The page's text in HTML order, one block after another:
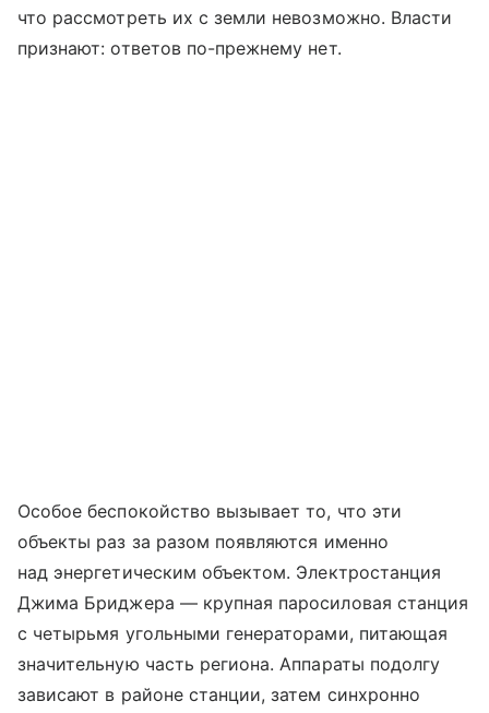
что рассмотреть их с земли невозможно. Власти
признают: ответов по-прежнему нет.
Особое беспокойство вызывает то, что эти
объекты раз за разом появляются именно
над энергетическим объектом. Электростанция
Джима Бриджера — крупная паросиловая станция
с четырьмя угольными генераторами, питающая
значительную часть региона. Аппараты подолгу
зависают в районе станции, затем синхронно